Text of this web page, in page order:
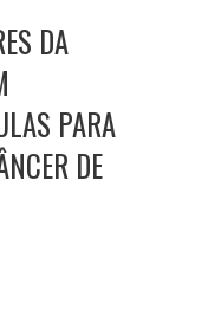
DA
PARA
DE